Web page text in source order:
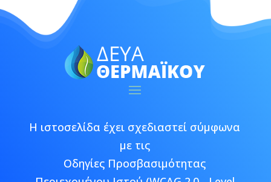
Η ιστοσελίδα έχει σχεδιαστεί σύμφωνα
με τις
Οδηγίες Προσβασιμότητας